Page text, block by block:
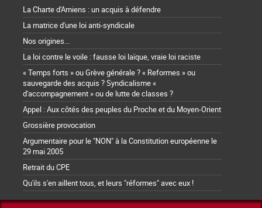
La Charte d'Amiens : un acquis à défendre
La matrice d'une loi anti-syndicale
Nos origines...
La loi contre le voile : fausse loi laïque, vraie loi raciste
« Temps forts » ou Grève générale ? « Reformes » ou
sauvegarde des acquis ? Syndicalisme «
d'accompagnement » ou de lutte de classes ?
Appel : Aux côtés des peuples du Proche et du Moyen-Orient
Grossière provocation
Argumentaire pour le "NON" à la Constitution européenne le
29 mai 2005
Retrait du CPE
Qu'ils s'en aillent tous, et leurs "réformes" avec eux !